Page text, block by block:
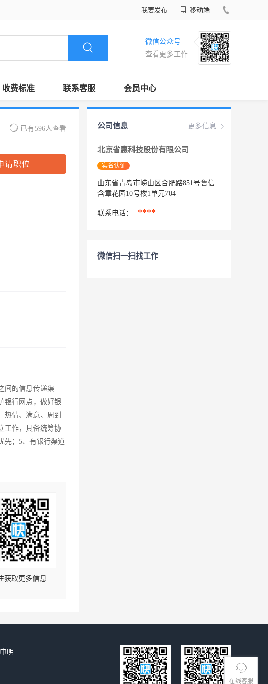
我要发布 移动端
微信公众号
查看更多工作
收费标准 联系客服 会员中心
在线客服
已有596人查看
请职位
间的信息传递渠
银行网点，做好银
热情、满意、周到
工作，具备统筹协
先；5、有银行渠道
获取更多信息
更多信息
公司信息
北京省惠科技股份有限公司
实名认证
山东省青岛市崂山区合肥路851号鲁信
含章花园10号楼1单元704
联系电话： ****
微信扫一扫找工作
明